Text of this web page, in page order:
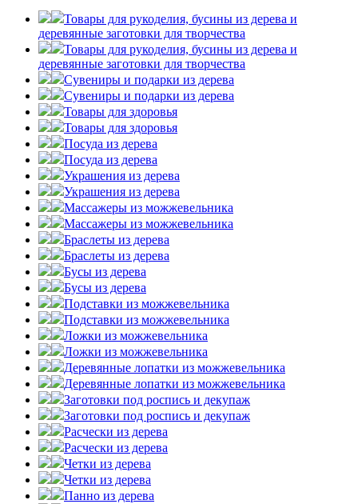
Товары для рукоделия, бусины из дерева и
деревянные заготовки для творчества
Товары для рукоделия, бусины из дерева и
деревянные заготовки для творчества
Сувениры и подарки из дерева
Сувениры и подарки из дерева
Товары для здоровья
Товары для здоровья
Посуда из дерева
Посуда из дерева
Украшения из дерева
Украшения из дерева
Массажеры из можжевельника
Массажеры из можжевельника
Браслеты из дерева
Браслеты из дерева
Бусы из дерева
Бусы из дерева
Подставки из можжевельника
Подставки из можжевельника
Ложки из можжевельника
Ложки из можжевельника
Деревянные лопатки из можжевельника
Деревянные лопатки из можжевельника
Заготовки под роспись и декупаж
Заготовки под роспись и декупаж
Расчески из дерева
Расчески из дерева
Четки из дерева
Четки из дерева
Панно из дерева